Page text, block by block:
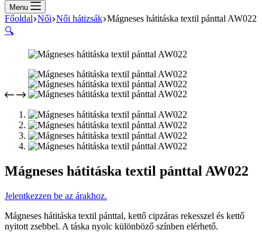
cartMenu
Főoldal Női Női hátizsák Mágneses hátitáska textil pánttal AW022
🔍
Mágneses hátitáska textil pánttal AW022
Jelentkezzen be az árakhoz.
Mágneses hátitáska textil pánttal, kettő cipzáras rekesszel és kettő
nyitott zsebbel. A táska nyolc különböző színben elérhető.